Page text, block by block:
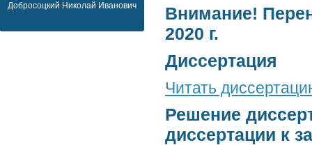
Добросоцкий Николай Иванович
Внимание!
2020 г.
Диссертация
Читать
Решение
диссертации к